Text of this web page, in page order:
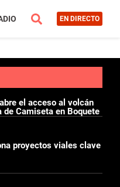
EN DIRECTO
el acceso al volcán
de Camiseta en Boquete
proyectos viales clave